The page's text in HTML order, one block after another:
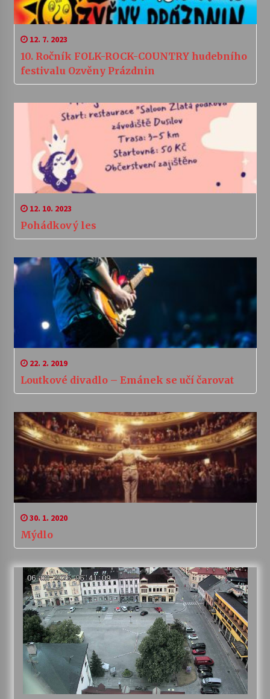
12. 7. 2023
10. Ročník FOLK-ROCK-COUNTRY hudebního
festivalu Ozvěny Prázdnin
12. 10. 2023
Pohádkový les
22. 2. 2019
Loutkové divadlo – Emánek se učí čarovat
30. 1. 2020
Mýdlo